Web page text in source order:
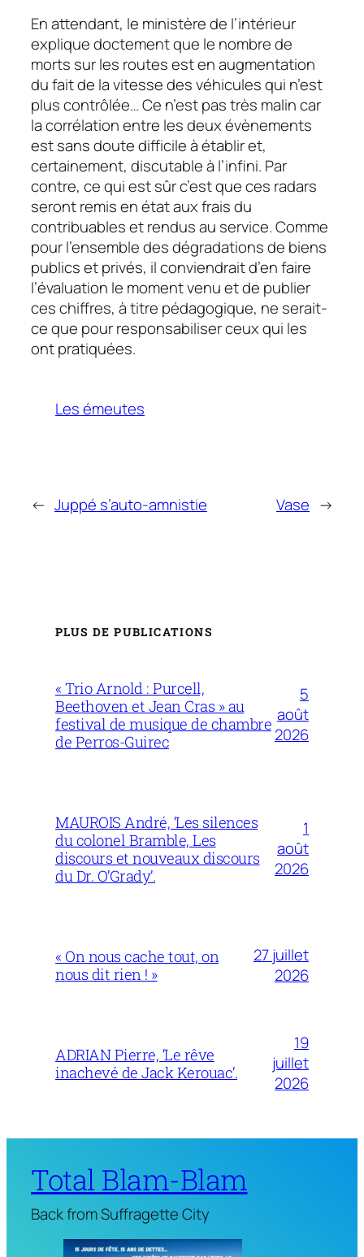
En attendant, le ministère de l’intérieur
explique doctement que le nombre de
morts sur les routes est en augmentation
du fait de la vitesse des véhicules qui n’est
plus contrôlée… Ce n’est pas très malin car
la corrélation entre les deux évènements
est sans doute difficile à établir et,
certainement, discutable à l’infini. Par
contre, ce qui est sûr c’est que ces radars
seront remis en état aux frais du
contribuables et rendus au service. Comme
pour l’ensemble des dégradations de biens
publics et privés, il conviendrait d’en faire
l’évaluation le moment venu et de publier
ces chiffres, à titre pédagogique, ne serait-
ce que pour responsabiliser ceux qui les
ont pratiquées.
Les émeutes
← Juppé s’auto-amnistie Vase →
PLUS DE PUBLICATIONS
« Trio Arnold : Purcell,
Beethoven et Jean Cras » au
festival de musique de chambre
de Perros-Guirec
5
août
2026
MAUROIS André, ‘Les silences
du colonel Bramble, Les
discours et nouveaux discours
du Dr. O’Grady’.
1
août
2026
« On nous cache tout, on
nous dit rien ! »
27 juillet
2026
ADRIAN Pierre, ‘Le rêve
inachevé de Jack Kerouac’.
19
juillet
2026
Total Blam-Blam
Back from Suffragette City